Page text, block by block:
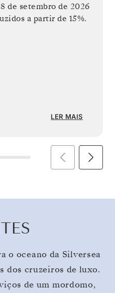
8 de setembro de 2026
a partir de 15%.
LER MAIS
o oceano da Silversea
dos cruzeiros de luxo.
de um mordomo,